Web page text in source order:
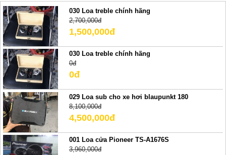
030 Loa treble chính hãng
2,700,000đ
1,500,000đ
030 Loa treble chính hãng
0đ
0đ
029 Loa sub cho xe hơi blaupunkt 180
8,100,000đ
4,500,000đ
001 Loa cửa Pioneer TS-A1676S
3,960,000đ